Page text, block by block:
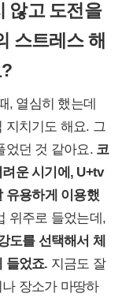
않고 도전을
스트레스 해
, 열심히 했는데
지치기도 해요. 그
었던 것 같아요. 코
운 시기에, U+tv
유용하게 이용했
위주로 들었는데,
도를 선택해서 체
들었죠. 지금도 잘
장소가 마땅하